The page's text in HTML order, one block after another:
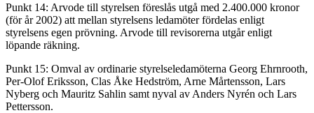
Punkt 14: Arvode till styrelsen föreslås utgå med 2.400.000 kronor
(för år 2002) att mellan styrelsens ledamöter fördelas enligt
styrelsens egen prövning. Arvode till revisorerna utgår enligt
löpande räkning.
Punkt 15: Omval av ordinarie styrelseledamöterna Georg Ehrnrooth,
Per-Olof Eriksson, Clas Åke Hedström, Arne Mårtensson, Lars
Nyberg och Mauritz Sahlin samt nyval av Anders Nyrén och Lars
Pettersson.